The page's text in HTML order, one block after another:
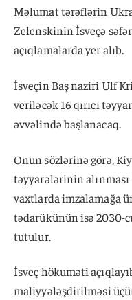
Məlumat tərəflərin
Zelenskinin İsveçə
açıqlamalarda yer alıb.
İsveçin Baş naziri Ulf
veriləcək 16 qırıcı
əvvəlində başlanacaq.
Onun sözlərinə görə,
təyyarələrinin alınması
vaxtlarda imzalamağa
tədarükünün isə 2030-
tutulur.
İsveç hökuməti
maliyyələşdirilməsi